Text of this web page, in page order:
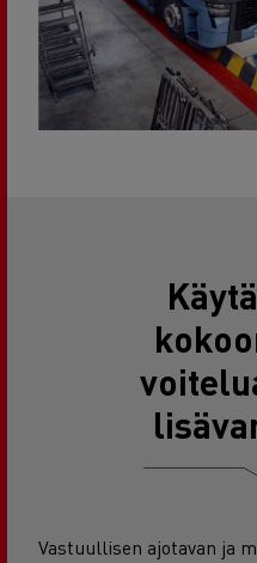
Vastuullisen ajotavan ja